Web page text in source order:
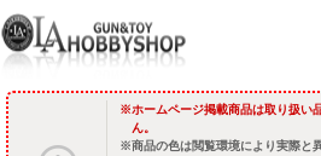
ホームページ掲載商品は取り扱い
ん。
商品の色は閲覧環境により実際と